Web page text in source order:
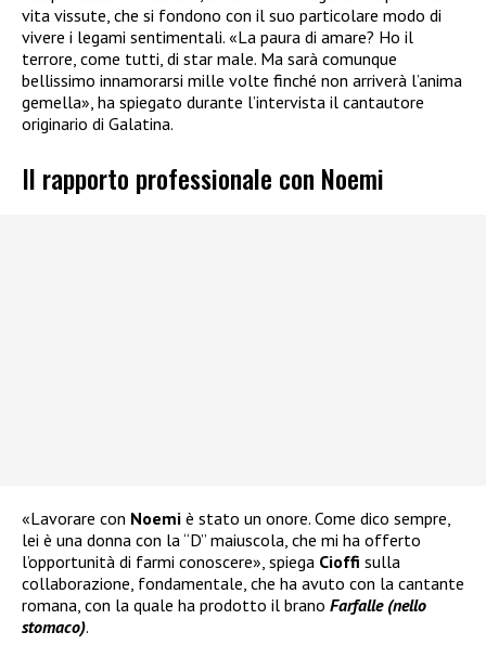
vita vissute, che si fondono con il suo particolare modo di
vivere i legami sentimentali. «La paura di amare? Ho il
terrore, come tutti, di star male. Ma sarà comunque
bellissimo innamorarsi mille volte finché non arriverà l’anima
gemella», ha spiegato durante l’intervista il cantautore
originario di Galatina.
Il rapporto professionale con Noemi
«Lavorare con Noemi è stato un onore. Come dico sempre,
lei è una donna con la “D” maiuscola, che mi ha offerto
l’opportunità di farmi conoscere», spiega Cioffi sulla
collaborazione, fondamentale, che ha avuto con la cantante
romana, con la quale ha prodotto il brano Farfalle (nello
stomaco).